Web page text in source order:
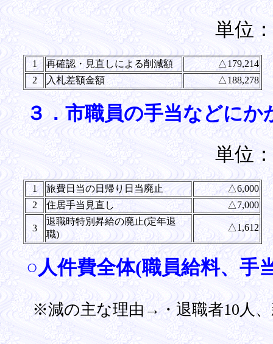
単位
1 再確認・見直しによる削減額
△179,214
2
入札差額金額 △188,278
３．市職員の手当などに
単位
1 旅費日当の日帰り日当廃止
△6,000
2
住居手当見直し △7,000
3
退職時特別昇給の廃止(定年退
職)
△1,612
○人件費全体(職員給料、手
※減の主な理由→・退職者10人、